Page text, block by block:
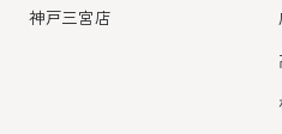
神戸三宮店